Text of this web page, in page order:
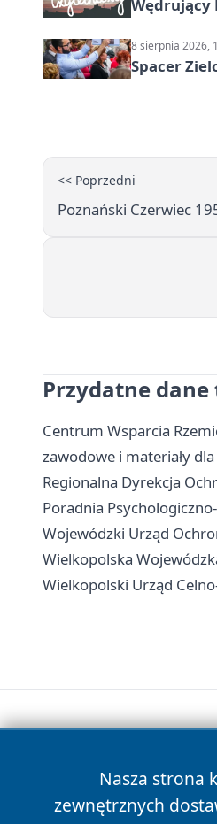
Wędrujący
8 sierpnia 2026,
Spacer
<< Poprzedni
Poznański Czerwiec
Przydatne
Centrum Wsparcia
zawodowe i materiały
Regionalna Dyrekcja
Poradnia
Wojewódzki Urząd
Wielkopolska
Wielkopolski Urząd
Nasza strona
zewnętrznych